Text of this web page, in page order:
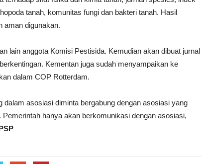
tanah, komunitas fungi dan bakteri tanah. Hasil
aman digunakan.
lain anggota Komisi Pestisida. Kemudian akan dibuat jurnal
Kementan juga sudah menyampaikan ke
dalam COP Rotterdam.
dalam asosiasi diminta bergabung dengan asosiasi yang
hanya akan berkomunikasi dengan asosiasi,